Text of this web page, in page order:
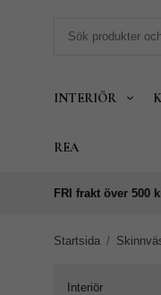
INTERIÖR
REA
FRI frakt över 500
Startsida /
Interiör